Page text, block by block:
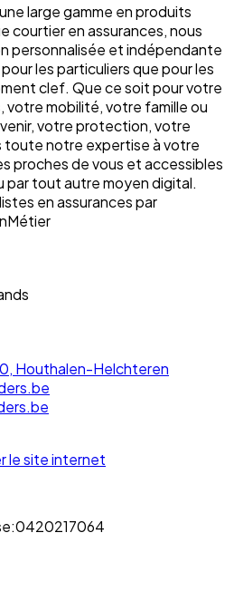
large gamme en produits
courtier en assurances, nous
personnalisée et indépendante
les particuliers que pour les
clef. Que ce soit pour votre
votre mobilité, votre famille ou
votre protection, votre
toute notre expertise à votre
proches de vous et accessibles
par tout autre moyen digital.
en assurances par
Houthalen-Helchteren
le site internet
0420217064